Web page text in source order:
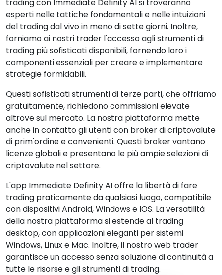
trading con Immediate Definity AI si troveranno
esperti nelle tattiche fondamentali e nelle intuizioni
del trading dal vivo in meno di sette giorni. Inoltre,
forniamo ai nostri trader l'accesso agli strumenti di
trading più sofisticati disponibili, fornendo loro i
componenti essenziali per creare e implementare
strategie formidabili.
Questi sofisticati strumenti di terze parti, che offriamo
gratuitamente, richiedono commissioni elevate
altrove sul mercato. La nostra piattaforma mette
anche in contatto gli utenti con broker di criptovalute
di prim'ordine e convenienti. Questi broker vantano
licenze globali e presentano le più ampie selezioni di
criptovalute nel settore.
L'app Immediate Definity AI offre la libertà di fare
trading praticamente da qualsiasi luogo, compatibile
con dispositivi Android, Windows e IOS. La versatilità
della nostra piattaforma si estende al trading
desktop, con applicazioni eleganti per sistemi
Windows, Linux e Mac. Inoltre, il nostro web trader
garantisce un accesso senza soluzione di continuità a
tutte le risorse e gli strumenti di trading.